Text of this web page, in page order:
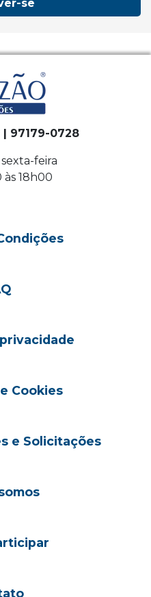
se
| 97179-0728
feira
18h00
Cookies
e Solicitações